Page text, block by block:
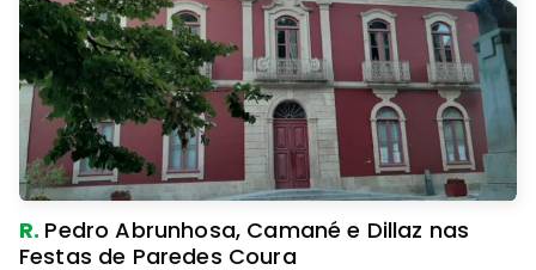
R. Pedro Abrunhosa, Camané e Dillaz nas
Festas de Paredes Coura